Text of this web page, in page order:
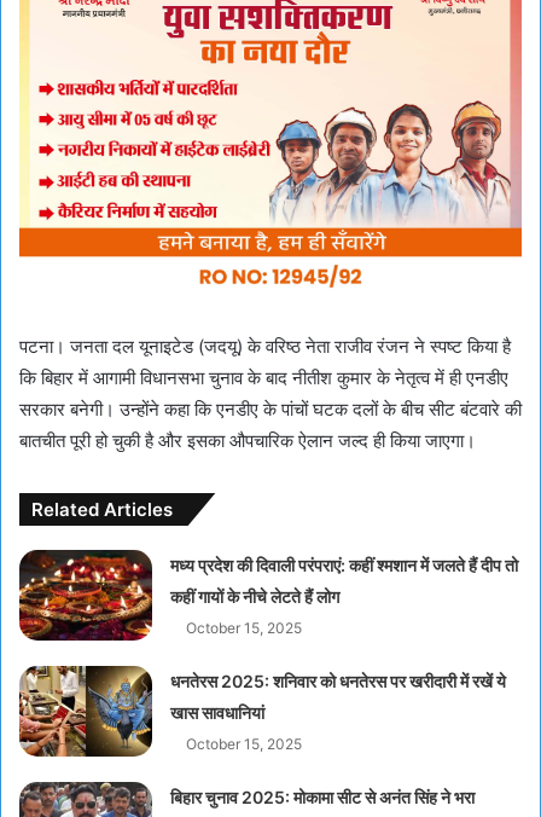
पटना। जनता दल यूनाइटेड (जदयू) के वरिष्ठ नेता राजीव रंजन ने स्पष्ट किया है
कि बिहार में आगामी विधानसभा चुनाव के बाद नीतीश कुमार के नेतृत्व में ही एनडीए
सरकार बनेगी। उन्होंने कहा कि एनडीए के पांचों घटक दलों के बीच सीट बंटवारे की
बातचीत पूरी हो चुकी है और इसका औपचारिक ऐलान जल्द ही किया जाएगा।
Related Articles
मध्य प्रदेश की दिवाली परंपराएं: कहीं श्मशान में जलते हैं दीप तो
कहीं गायों के नीचे लेटते हैं लोग
October 15, 2025
धनतेरस 2025: शनिवार को धनतेरस पर खरीदारी में रखें ये
खास सावधानियां
October 15, 2025
बिहार चुनाव 2025: मोकामा सीट से अनंत सिंह ने भरा